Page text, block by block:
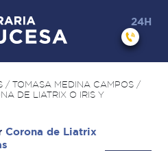
24H
/ TOMASA MEDINA CAMPOS /
DE LIATRIX O IRIS Y
Corona de Liatrix